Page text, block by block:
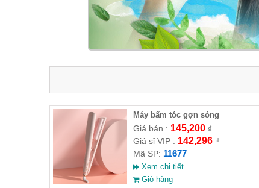
Máy bấm tóc gợn sóng
Giá bán : 145,200₫
Giá sỉ VIP : 142,296₫
Mã SP: 11677
Xem chi tiết
Giỏ hàng